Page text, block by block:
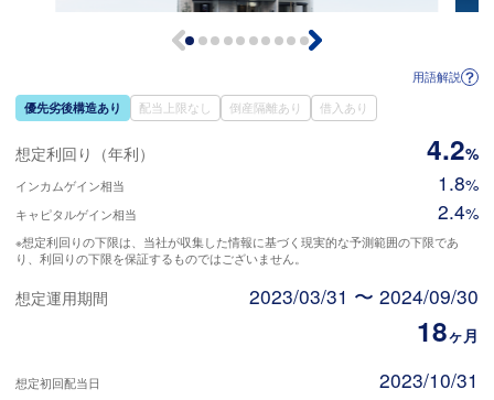
用語解説
優先劣後構造あり
配当上限なし 倒産隔離あり 借入あり
想定利回り（年利） 4.2%
インカムゲイン相当 1.8%
キャピタルゲイン相当 2.4%
※想定利回りの下限は、当社が収集した情報に基づく現実的な予測範囲の下限であ
り、利回りの下限を保証するものではございません。
想定運用期間 2023/03/31 〜 2024/09/30
18ヶ月
想定初回配当日 2023/10/31